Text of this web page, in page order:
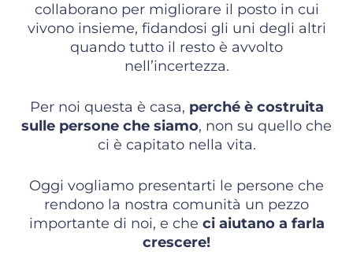
collaborano per migliorare il posto in cui
vivono insieme, fidandosi gli uni degli altri
quando tutto il resto è avvolto
nell’incertezza.
Per noi questa è casa, perché è costruita
sulle persone che siamo, non su quello che
ci è capitato nella vita.
Oggi vogliamo presentarti le persone che
rendono la nostra comunità un pezzo
importante di noi, e che ci aiutano a farla
crescere!